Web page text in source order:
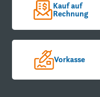
Kauf auf
Rechnung
Vorkasse